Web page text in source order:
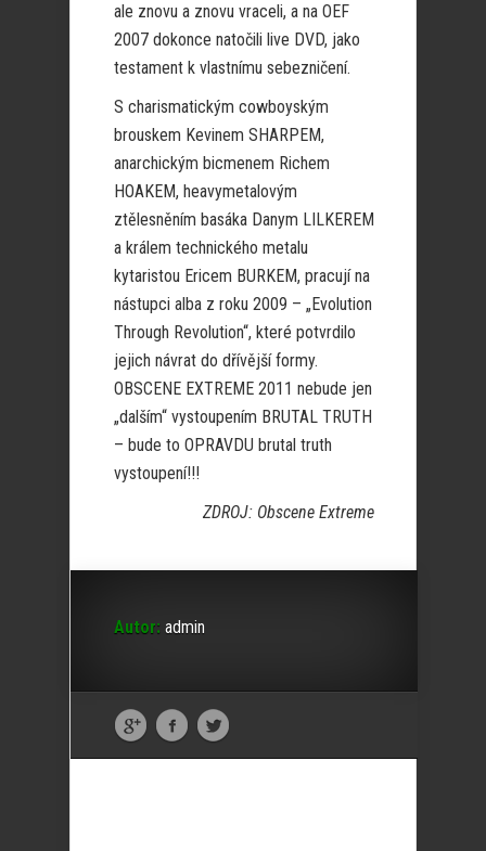
ale znovu a znovu vraceli, a na OEF
2007 dokonce natočili live DVD, jako
testament k vlastnímu sebezničení.
S charismatickým cowboyským
brouskem Kevinem SHARPEM,
anarchickým bicmenem Richem
HOAKEM, heavymetalovým
ztělesněním basáka Danym LILKEREM
a králem technického metalu
kytaristou Ericem BURKEM, pracují na
nástupci alba z roku 2009 – „Evolution
Through Revolution“, které potvrdilo
jejich návrat do dřívější formy.
OBSCENE EXTREME 2011 nebude jen
„dalším“ vystoupením BRUTAL TRUTH
– bude to OPRAVDU brutal truth
vystoupení!!!
ZDROJ: Obscene Extreme
Autor: admin